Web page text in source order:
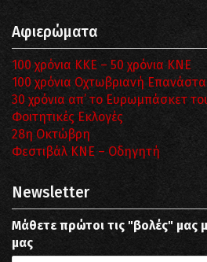
Αφιερώματα
100 χρόνια ΚΚΕ – 50 χρόνια ΚΝΕ
100 χρόνια Οχτωβριανή
30 χρόνια απ’ το Ευρωμπάσκετ
Φοιτητικές Εκλογές
28η Οκτώβρη
Φεστιβάλ ΚΝΕ – Οδηγητή
Newsletter
Μάθετε πρώτοι τις "βολές"
μας